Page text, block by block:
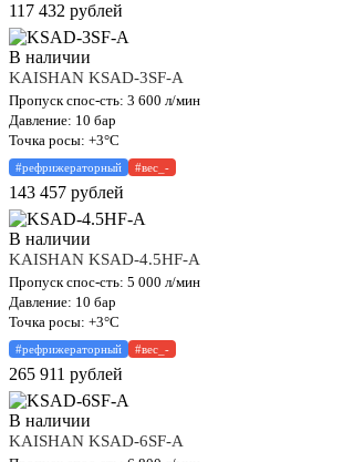
117 432 рублей
В наличии
KAISHAN KSAD-3SF-A
Пропуск спос-сть: 3 600 л/мин
Давление: 10 бар
Точка росы: +3°C
#рефрижераторный #вес_-
143 457 рублей
В наличии
KAISHAN KSAD-4.5HF-A
Пропуск спос-сть: 5 000 л/мин
Давление: 10 бар
Точка росы: +3°C
#рефрижераторный #вес_-
265 911 рублей
В наличии
KAISHAN KSAD-6SF-A